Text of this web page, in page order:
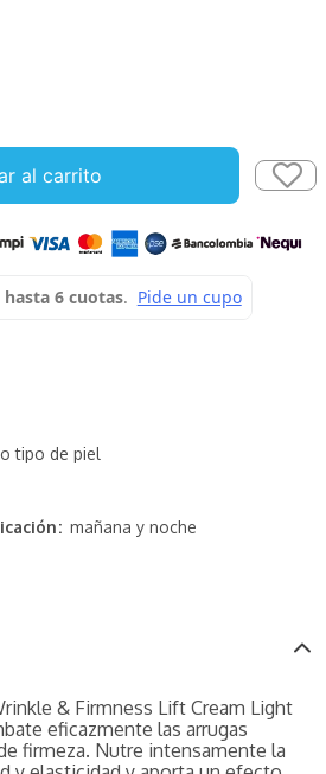
al carrito
tipo de piel
mañana y noche
& Firmness Lift Cream Light
eficazmente las arrugas
firmeza. Nutre intensamente la